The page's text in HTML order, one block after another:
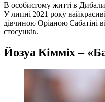
В особистому житті в
У липні 2021 року
дівчиною Оріаною Сабатіні
стосунків.
Йозуа Кімміх –